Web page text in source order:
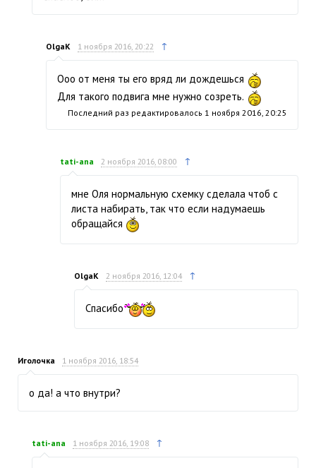
OlgaK 1 ноября 2016, 20:22 ↑
Ооо от меня ты его вряд ли дождешься
Для такого подвига мне нужно созреть.
Последний раз редактировалось 1 ноября 2016, 20:25
tati-ana 2 ноября 2016, 08:00 ↑
мне Оля нормальную схемку сделала чтоб с
листа набирать, так что если надумаешь
обращайся
OlgaK 2 ноября 2016, 12:04 ↑
Спасибо
Иголочка 1 ноября 2016, 18:54
о да! а что внутри?
tati-ana 1 ноября 2016, 19:08 ↑